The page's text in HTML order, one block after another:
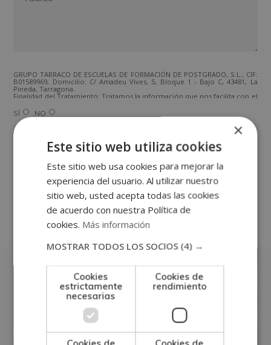
GRUPO TARRACO DE ESCUELAS DE FORMACIÓN DE POSTGRADO, S.L., CIF:
B01589969, Domicilio: C/ Amadeu Vives, 5, Bloque 1 - Bajo C, 43481, La
Pineda, Tarragona.
Finalidad del Tratamiento: Tratamos la información que nos facilita con el
los productos ofrecidos y otros tipo de productos que fueran de su
interés.
Legitimación del tratamiento: Consentimiento del interesado.
Derechos: Puede ejercitar sus derechos identificándose suficientemente,
dirigiéndose a la dirección direccion@grupotarraco.com.
Para más información consulte nuestra Política de Privacidad.
Desea recibir información comercial (vía telefónica y/o email):
SÍ NO
Otras titulaciones
Medicina
×
Este sitio web utiliza cookies
Este sitio web usa cookies para mejorar la
experiencia del usuario. Al utilizar nuestro
sitio web, usted acepta todas las cookies
de acuerdo con nuestra Política de
cookies. Más información
MOSTRAR TODOS LOS SOCIOS (4) →
Cookies
estrictamente
necesarias
Cookies de
rendimiento